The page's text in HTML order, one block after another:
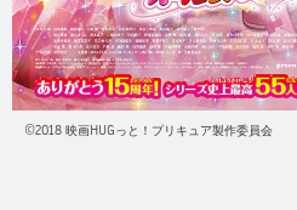
©2018 映画HUGっと！プリキュア製作委員会